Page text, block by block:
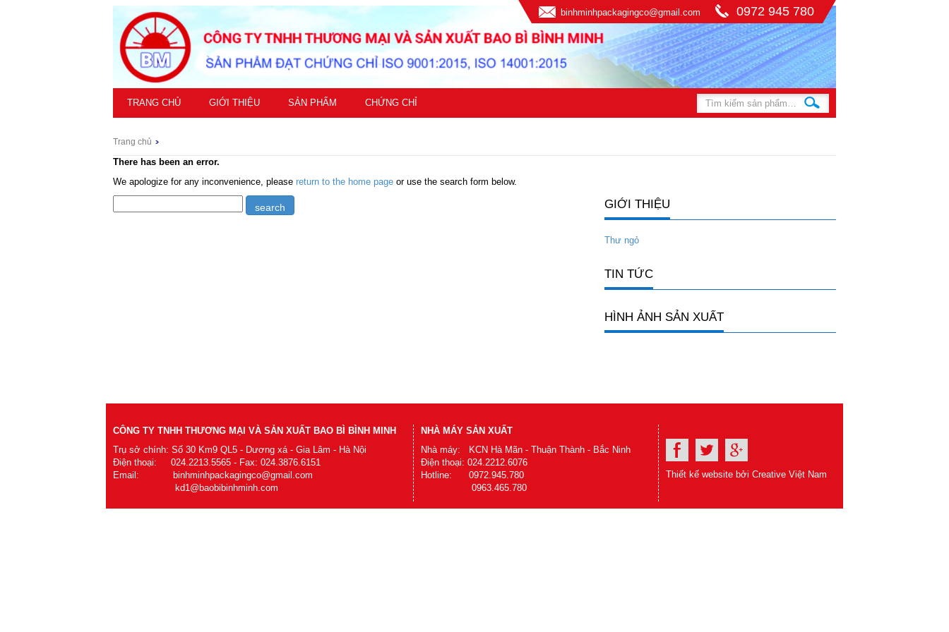
binhminhpackagingco@gmail.com 0972 945 780
TRANG CHỦ GIỚI THIỆU SẢN PHẨM CHỨNG CHỈ
Trang chủ
There has been an error.
We apologize for any inconvenience, please return to the home page or use the search form below.
GIỚI THIỆU
Thư ngỏ
TIN TỨC
HÌNH ẢNH SẢN XUẤT
CÔNG TY TNHH THƯƠNG MẠI VÀ SẢN XUẤT BAO BÌ BÌNH MINH
Trụ sở chính: Số 30 Km9 QL5 - Dương xá - Gia Lâm - Hà Nội
Điện thoại: 024.2213.5565 - Fax: 024.3876.6151
Email: binhminhpackagingco@gmail.com
kd1@baobibinhminh.com
NHÀ MÁY SẢN XUẤT
Nhà máy: KCN Hà Mãn - Thuận Thành - Bắc Ninh
Điện thoại: 024.2212.6076
Hotline: 0972.945.780
0963.465.780
Thiết kế website bởi Creative Việt Nam